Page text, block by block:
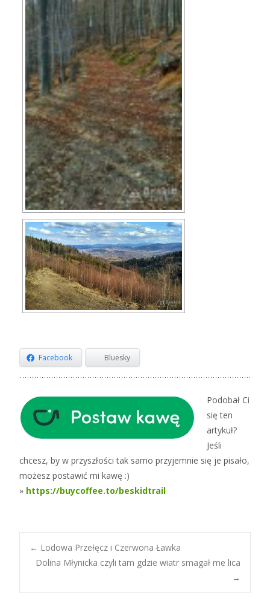
Facebook Bluesky
Podobał Ci
się ten
artykuł?
Jeśli
chcesz, by w przyszłości tak samo przyjemnie się je pisało,
możesz postawić mi kawę :)
» https://buycoffee.to/beskidtrail
Post
navigation
← Lodowa Przełęcz i Czerwona Ławka
Dolina Młynicka czyli tam gdzie wiatr smagał me lica
→